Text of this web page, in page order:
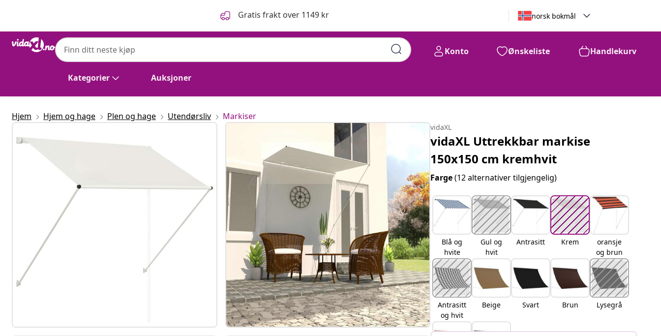
Gratis frakt over 1149 kr norsk bokmål
Kategorier Auksjoner
Konto Ønskeliste Handlekurv
vidaXL kr
Hjem Hjem og hage Plen og hage Utendørsliv Markiser
vidaXL
vidaXL Uttrekkbar markise
150x150 cm kremhvit
Farge(12 alternativer tilgjengelig)
Blå og
hvite
Gul og
hvit
Antrasitt Krem
oransje
og brun
Antrasitt
og hvit
Beige Svart Brun Lysegrå